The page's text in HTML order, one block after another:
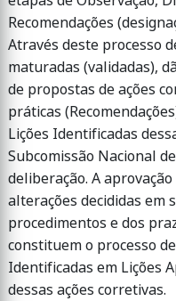
Recomendações
Através deste processo
maturadas (validadas),
de propostas de ações
práticas
Lições Identificadas
Subcomissão Nacional
deliberação. A
alterações decididas em
procedimentos e dos
constituem o processo
Identificadas em Lições
dessas ações corretivas.